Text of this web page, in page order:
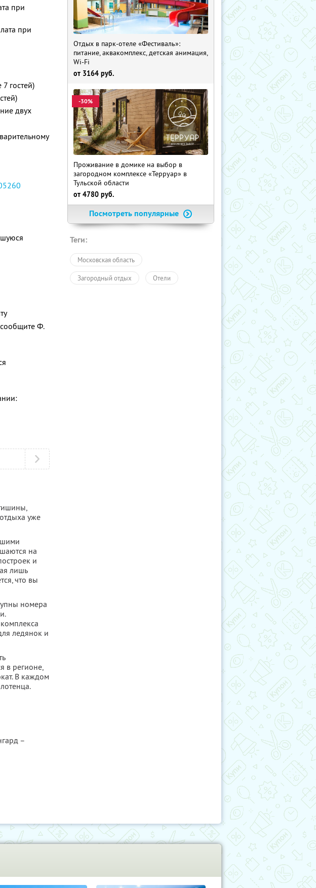
при
при
гостей)
двух
сообщите Ф.
уже
на
и
лишь
что вы
номера
ледянок и
в регионе,
В каждом
–
Отдых в парк-отеле «Фестиваль»:
питание, аквакомплекс, детская анимация,
Wi-Fi
от 3164 руб.
-30%
Проживание в домике на выбор в
загородном комплексе «Терруар» в
Тульской области
от 4780 руб.
Посмотреть популярные
Теги:
Московская область
Загородный отдых Отели